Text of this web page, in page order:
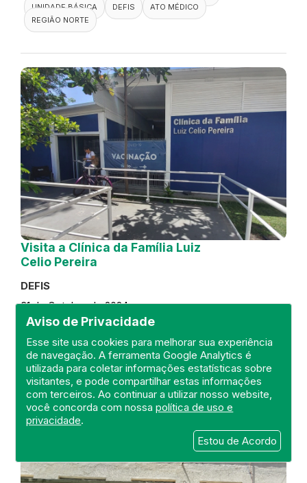
Aviso de Privacidade
Esse site usa cookies para melhorar sua experiência
de navegação. A ferramenta Google Analytics é
utilizada para coletar informações estatísticas sobre
visitantes, e pode compartilhar estas informações
com terceiros. Ao continuar a utilizar nosso website,
você concorda com nossapolítica de uso e
privacidade.
Estou de Acordo
UNIDADE BÁSICA
DEFIS
ATO MÉDICO
REGIÃO NORTE
Visita a Clínica da Família Luiz
Celio Pereira
DEFIS
31 de October de 2024
REGIÃO METROPOLITANA
DEFIS
ATO MÉDICO
CLÍNICA DA FAMÍLIA